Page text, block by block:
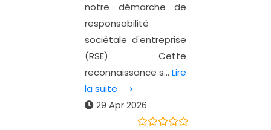
notre démarche de
responsabilité
sociétale d'entreprise
(RSE). Cette
reconnaissance s... Lire
la suite ⟶
29 Apr 2026